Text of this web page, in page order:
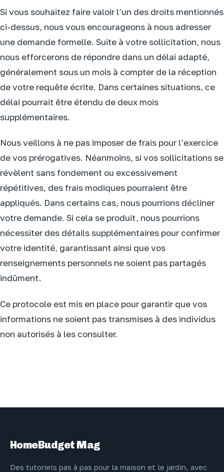
Si vous souhaitez faire valoir l’un des droits mentionnés
ci-dessus, nous vous encourageons à nous adresser
une demande formelle. Suite à votre sollicitation, nous
nous efforcerons de répondre dans un délai adapté,
généralement sous un mois à compter de la réception
de votre requête écrite. Dans certaines situations, ce
délai pourrait être étendu de deux mois
supplémentaires.
Nous veillons à ne pas imposer de frais pour l’exercice
de vos prérogatives. Néanmoins, si vos sollicitations se
révèlent sans fondement ou excessivement
répétitives, des frais modiques pourraient être
appliqués. Dans certains cas, nous pourrions décliner
votre demande. Si cela se produit, nous pourrions
nécessiter des détails supplémentaires pour confirmer
votre identité, garantissant ainsi que vos
renseignements personnels ne soient pas partagés
indûment.
Ce protocole est mis en place pour garantir que vos
informations ne soient pas transmises à des individus
non autorisés à les consulter.
HomeBudget Mag
Des tutoriels pas à pas pour la maison et le jardin, avec